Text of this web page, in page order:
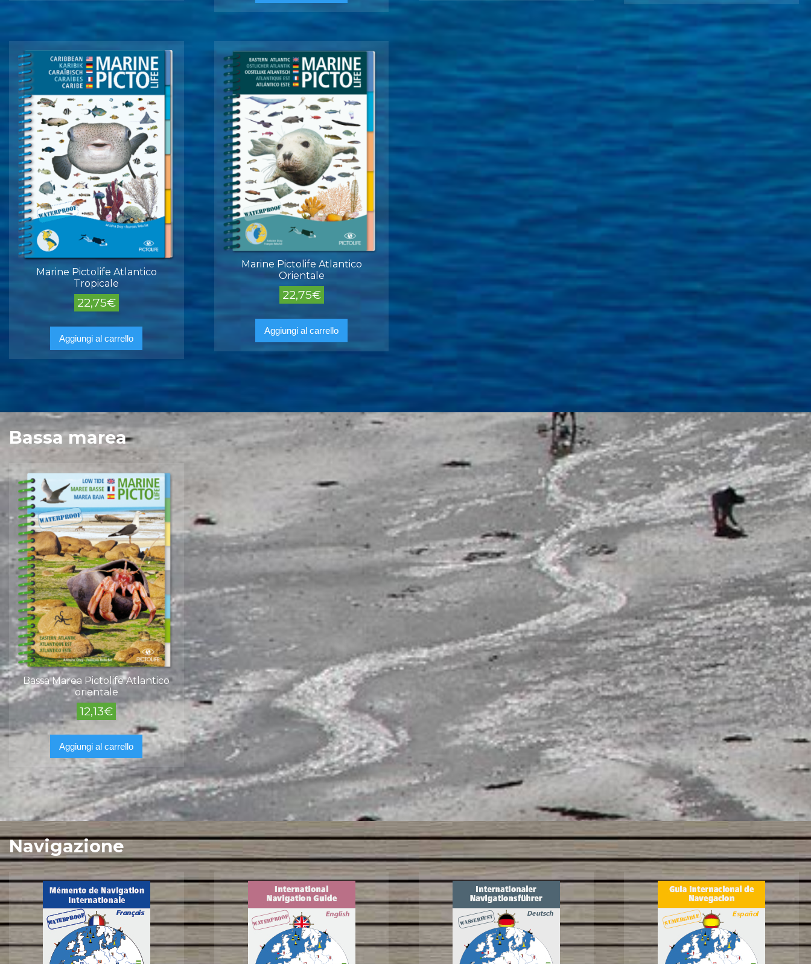
Marine Pictolife Atlantico
Tropicale
22,75€
Aggiungi al carrello
Marine Pictolife Atlantico
Orientale
22,75€
Aggiungi al carrello
Bassa marea
Bassa Marea Pictolife Atlantico
orientale
12,13€
Aggiungi al carrello
Navigazione